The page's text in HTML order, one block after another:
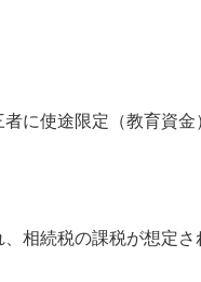
に使途限定（教育資
相続税の課税が想定